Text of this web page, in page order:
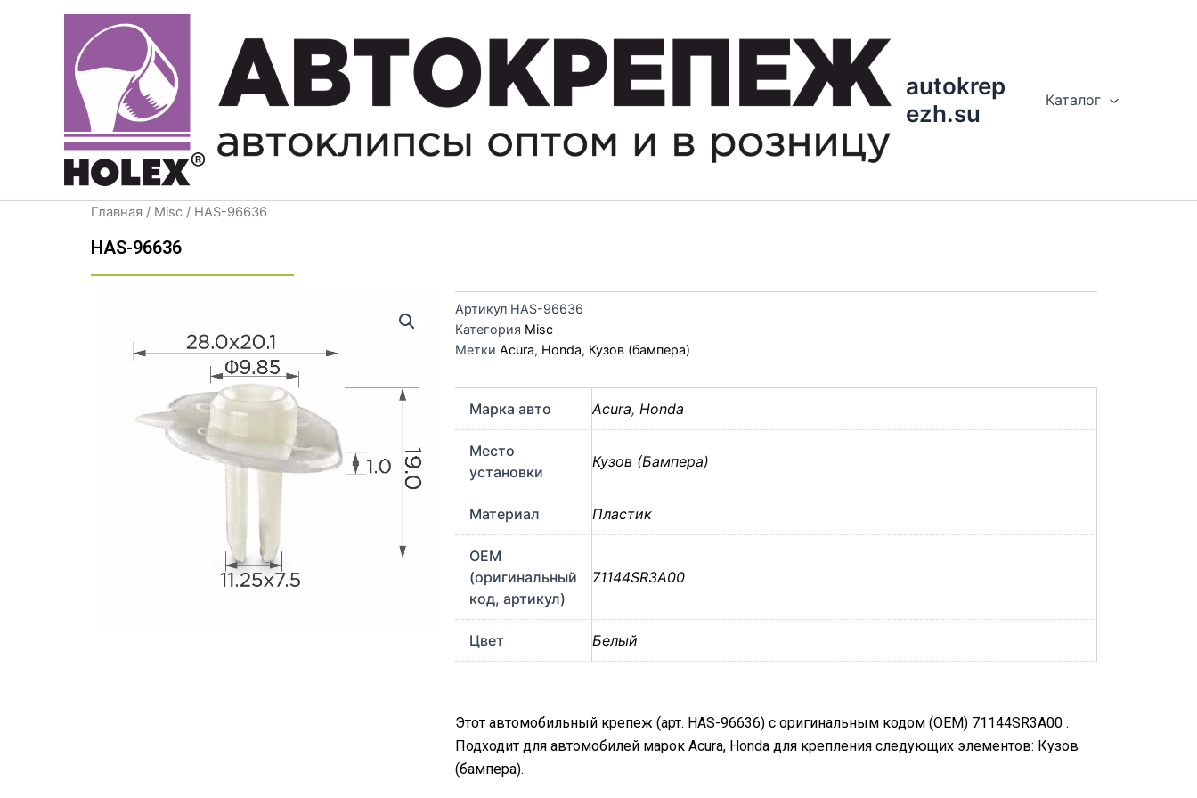
содержимому
autokrep
ezh.su
Каталог
Главная / Misc / HAS-96636
HAS-96636
Артикул HAS-96636
Категория Misc
Метки Acura, Honda, Кузов (бампера)
Марка авто Acura, Honda
Место
установки
Кузов (Бампера)
Материал Пластик
OEM
(оригинальный
код, артикул)
71144SR3A00
Цвет Белый
Этот автомобильный крепеж (арт. HAS-96636) с оригинальным кодом (OEM) 71144SR3A00 .
Подходит для автомобилей марок Acura, Honda для крепления следующих элементов: Кузов
(бампера).